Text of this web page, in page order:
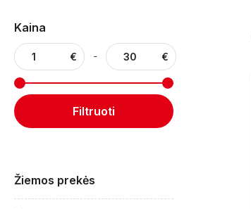
Kaina
-
Filtruoti
Žiemos prekės